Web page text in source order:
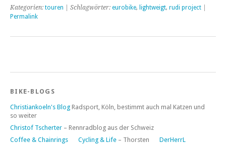
Kategorien: touren | Schlagwörter: eurobike, lightweigt, rudi project
Permalink
BIKE-BLOGS
Christiankoeln's Blog Radsport, Köln, bestimmt auch mal Katzen und
so weiter
Christof Tscherter – Rennradblog aus der Schweiz
Coffee & Chainrings
Cycling & Life – Thorsten
DerHerrL